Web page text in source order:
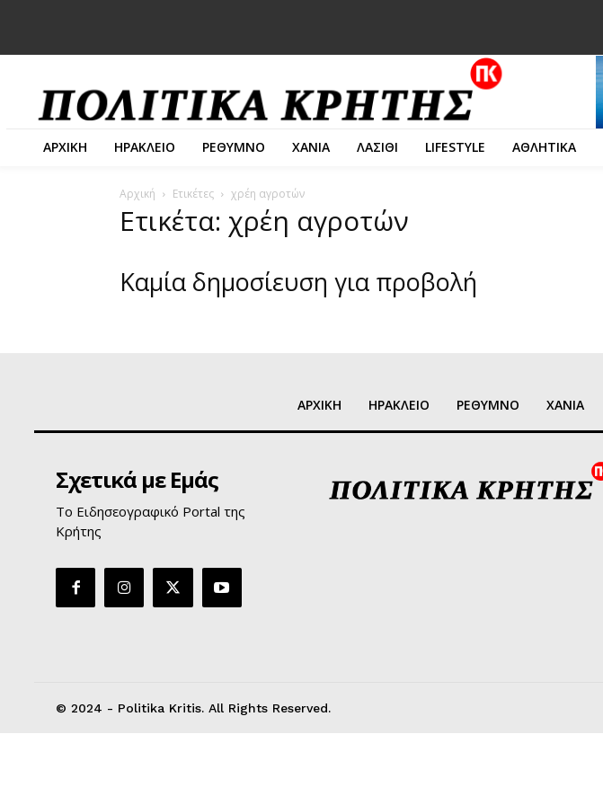
ΑΡΧΙΚΗ ΗΡΑΚΛΕΙΟ ΡΕΘΥΜΝΟ ΧΑΝΙΑ ΛΑΣΙΘΙ LIFESTYLE ΑΘΛΗΤΙΚΑ
Αρχική Ετικέτες χρέη αγροτών
Ετικέτα: χρέη αγροτών
Καμία δημοσίευση για προβολή
ΑΡΧΙΚΗ ΗΡΑΚΛΕΙΟ ΡΕΘΥΜΝΟ ΧΑΝΙΑ
Σχετικά με Εμάς
Το Ειδησεογραφικό Portal της
Κρήτης
© 2024 - Politika Kritis. All Rights Reserved.